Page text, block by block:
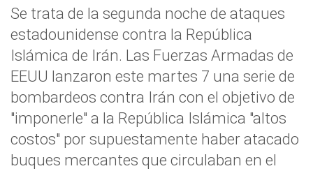
Se trata de la segunda noche de ataques
estadounidense contra la República
Islámica de Irán. Las Fuerzas Armadas de
EEUU lanzaron este martes 7 una serie de
bombardeos contra Irán con el objetivo de
"imponerle" a la República Islámica "altos
costos" por supuestamente haber atacado
buques mercantes que circulaban en el